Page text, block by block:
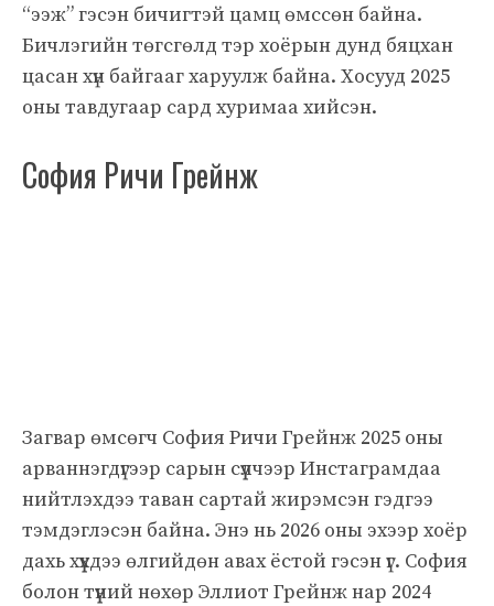
“ээж” гэсэн бичигтэй цамц өмссөн байна.
Бичлэгийн төгсгөлд тэр хоёрын дунд бяцхан
цасан хүн байгааг харуулж байна. Хосууд 2025
оны тавдугаар сард хуримаа хийсэн.
София Ричи Грейнж
Загвар өмсөгч София Ричи Грейнж 2025 оны
арваннэгдүгээр сарын сүүлчээр Инстаграмдаа
нийтлэхдээ таван сартай жирэмсэн гэдгээ
тэмдэглэсэн байна. Энэ нь 2026 оны эхээр хоёр
дахь хүүхдээ өлгийдөн авах ёстой гэсэн үг. София
болон түүний нөхөр Эллиот Грейнж нар 2024